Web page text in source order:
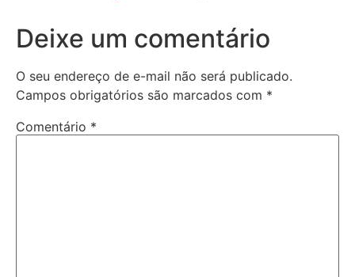
Deixe um comentário
O seu endereço de e-mail não será publicado.
Campos obrigatórios são marcados com *
Comentário *